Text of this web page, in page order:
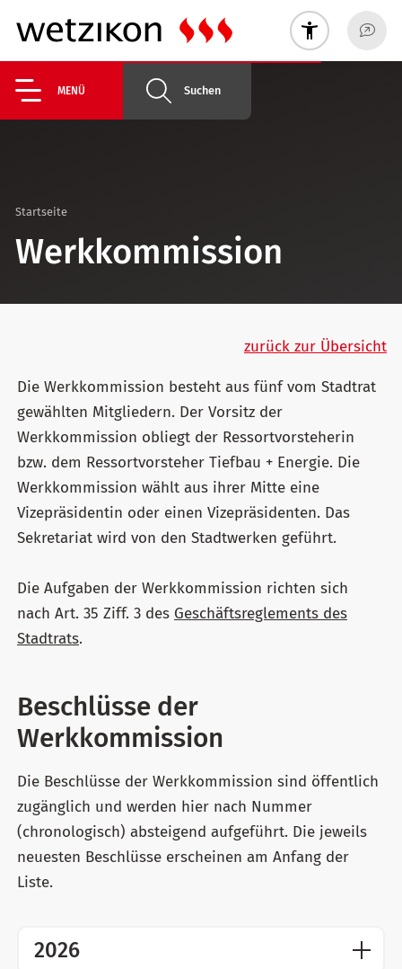
MENÜ Suchen
Startseite
Werkkommission
zurück zur Übersicht
Die Werkkommission besteht aus fünf vom Stadtrat
gewählten Mitgliedern. Der Vorsitz der
Werkkommission obliegt der Ressortvorsteherin
bzw. dem Ressortvorsteher Tiefbau + Energie. Die
Werkkommission wählt aus ihrer Mitte eine
Vizepräsidentin oder einen Vizepräsidenten. Das
Sekretariat wird von den Stadtwerken geführt.
Die Aufgaben der Werkkommission richten sich
nach Art. 35 Ziff. 3 des Geschäftsreglements des
Stadtrats.
Beschlüsse der
Werkkommission
Die Beschlüsse der Werkkommission sind öffentlich
zugänglich und werden hier nach Nummer
(chronologisch) absteigend aufgeführt. Die jeweils
neuesten Beschlüsse erscheinen am Anfang der
Liste.
2026